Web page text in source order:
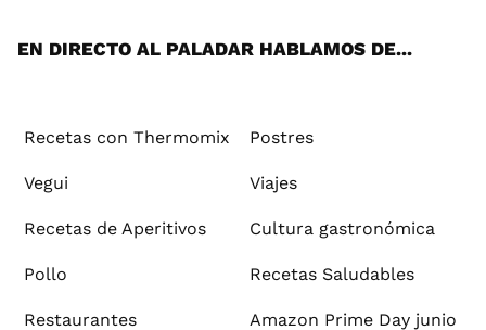
EN DIRECTO AL PALADAR HABLAMOS DE...
Recetas con Thermomix Postres
Vegui Viajes
Recetas de Aperitivos Cultura gastronómica
Pollo Recetas Saludables
Restaurantes
Amazon Prime Day junio